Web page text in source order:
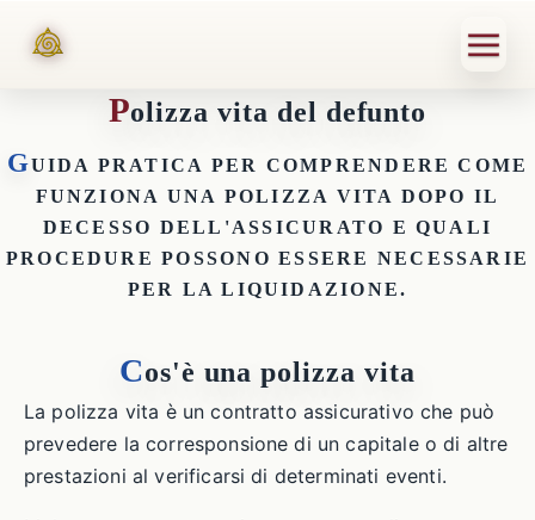
Polizza vita del defunto
GUIDA PRATICA PER COMPRENDERE COME
FUNZIONA UNA POLIZZA VITA DOPO IL
DECESSO DELL'ASSICURATO E QUALI
PROCEDURE POSSONO ESSERE NECESSARIE
PER LA LIQUIDAZIONE.
Cos'è una polizza vita
La polizza vita è un contratto assicurativo che può
prevedere la corresponsione di un capitale o di altre
prestazioni al verificarsi di determinati eventi.